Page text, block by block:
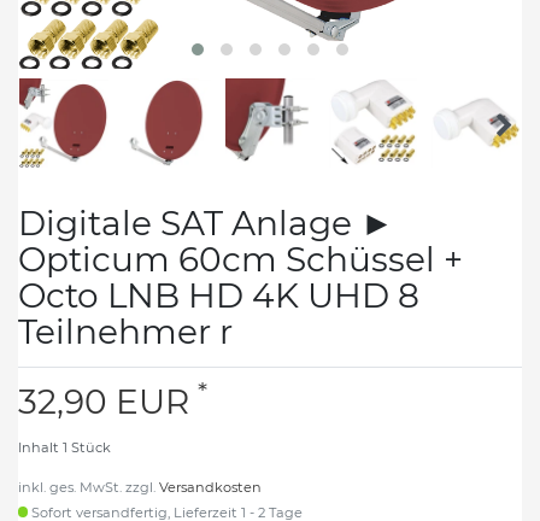
Digitale SAT Anlage ►
Opticum 60cm Schüssel +
Octo LNB HD 4K UHD 8
Teilnehmer r
32,90 EUR *
Inhalt 1 Stück
inkl. ges. MwSt. zzgl. Versandkosten
Sofort versandfertig, Lieferzeit 1 - 2 Tage